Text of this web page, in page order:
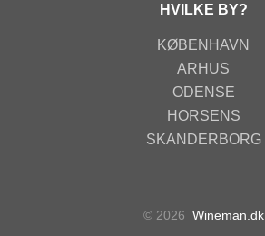
HVILKE BY?
KØBENHAVN
ARHUS
ODENSE
HORSENS
SKANDERBORG
© 2026 Wineman.dk